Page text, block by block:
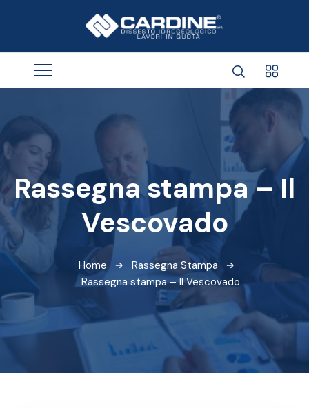
Rassegna stampa – Il
Vescovado
Home
Rassegna Stampa
Rassegna stampa – Il Vescovado